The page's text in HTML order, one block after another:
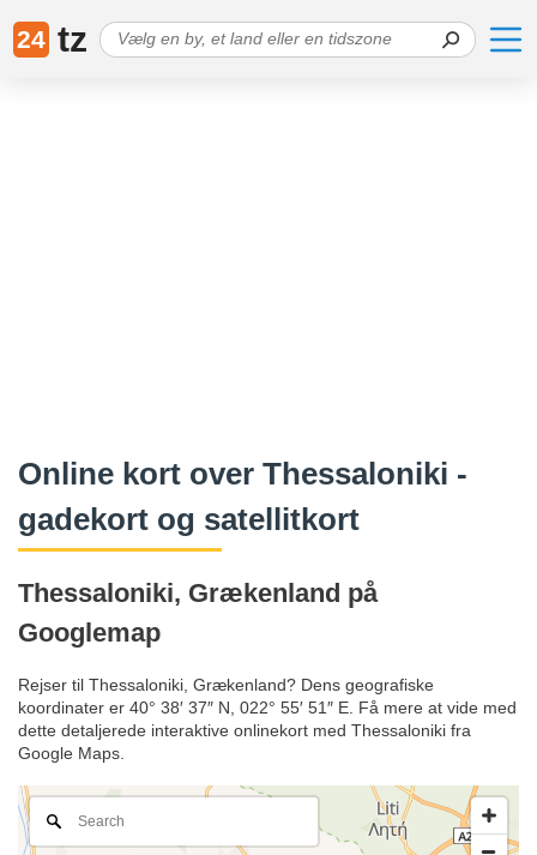
24 tz
Online kort over Thessaloniki -
gadekort og satellitkort
Thessaloniki, Grækenland på
Googlemap
Rejser til Thessaloniki, Grækenland? Dens geografiske
koordinater er 40° 38′ 37″ N, 022° 55′ 51″ E. Få mere at vide med
dette detaljerede interaktive onlinekort med Thessaloniki fra
Google Maps.